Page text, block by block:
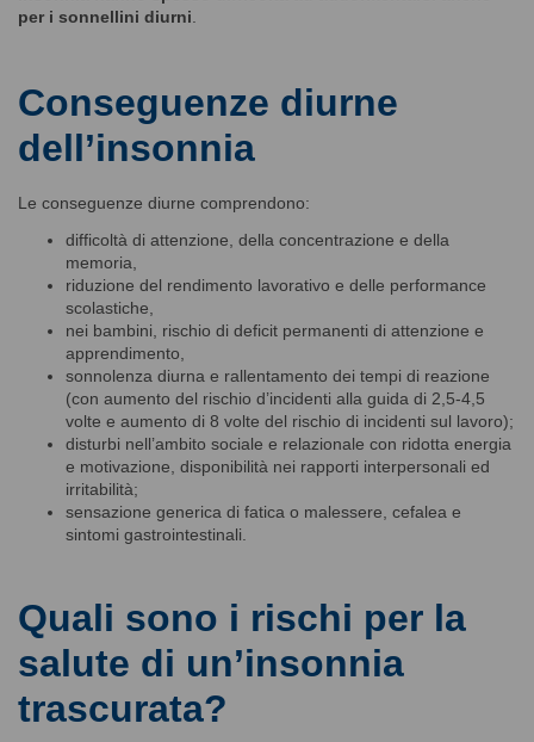
per i sonnellini diurni
Conseguenze diurne
dell’insonnia
Le conseguenze diurne comprendono:
difficoltà di attenzione, della concentrazione e della
memoria,
riduzione del rendimento lavorativo e delle performance
scolastiche,
nei bambini, rischio di deficit permanenti di attenzione e
apprendimento,
sonnolenza diurna e rallentamento dei tempi di reazione
(con aumento del rischio d’incidenti alla guida di 2,5-4,5
volte e aumento di 8 volte del rischio di incidenti sul lavoro);
disturbi nell’ambito sociale e relazionale con ridotta energia
e motivazione, disponibilità nei rapporti interpersonali ed
irritabilità;
sensazione generica di fatica o malessere, cefalea e
sintomi gastrointestinali.
Quali sono i rischi per la
salute di un’insonnia
trascurata?